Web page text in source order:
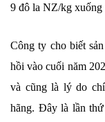
9 đô la NZ/kg
Công ty cho biết
hồi vào cuối năm
và cũng là lý do
hãng. Đây là lần